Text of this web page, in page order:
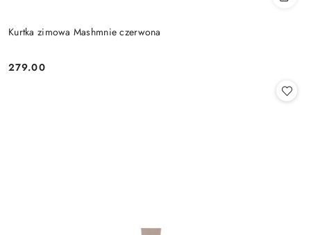
Kurtka zimowa Mashmnie czerwona
Cena:
279.00